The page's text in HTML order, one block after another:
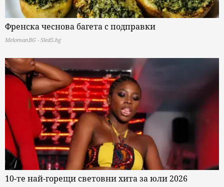
Френска чеснова багета с подправки
MelomanBG - Sled5.bg
10-те най-горещи световни хита за юли 2026